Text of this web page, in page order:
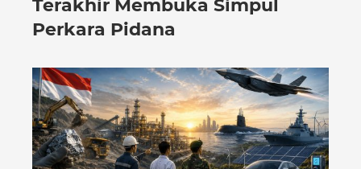
Terakhir Membuka Simpul
Perkara Pidana